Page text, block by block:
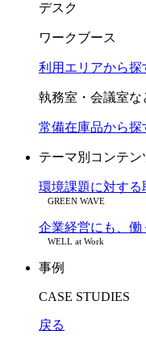
デスク
ワークブース
利用エリアから探
執務室・会議室な
常備在庫品から探
テーマ別コンテン
環境課題に対する
GREEN WAVE
企業経営にも、
WELL at Work
事例
CASE STUDIES
戻る